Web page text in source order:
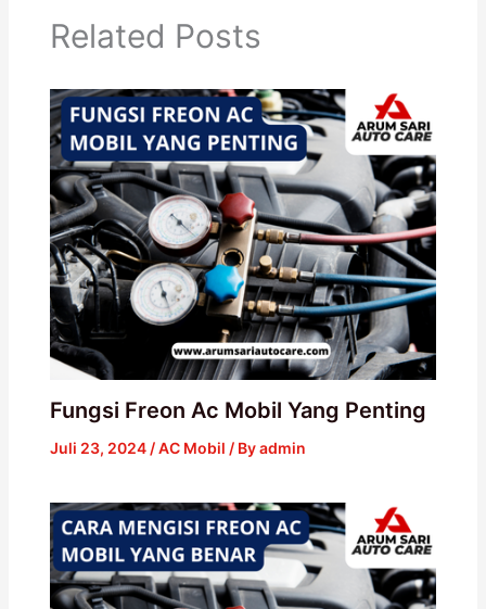
Related Posts
Fungsi Freon Ac Mobil Yang Penting
Juli 23, 2024 /AC Mobil / Byadmin